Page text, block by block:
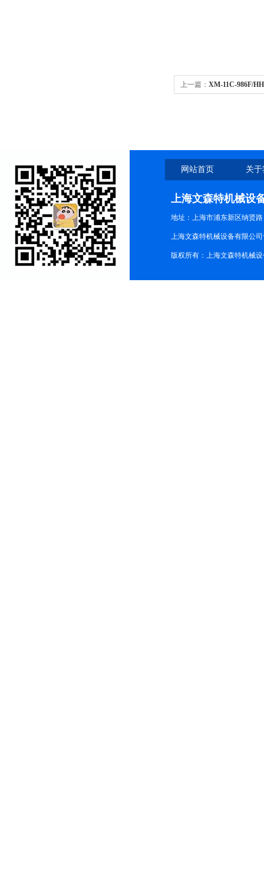
上一篇： XM-11C-986F/
网站首页 关
上海文森特机械设
地址：上海市浦东新区纳贤路
上海文森特机械设备有限公
版权所有：上海文森特机械